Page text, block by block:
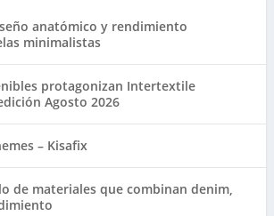
anatómico y rendimiento
minimalistas
protagonizan Intertextile
Agosto 2026
– Kisafix
de materiales que combinan denim,